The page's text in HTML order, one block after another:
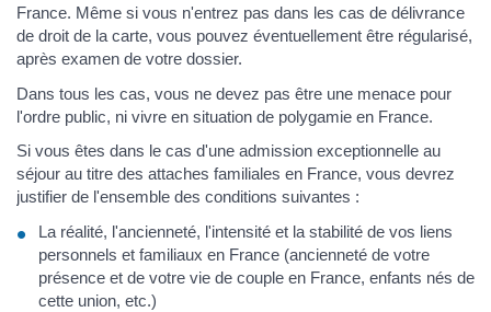
France. Même si vous n'entrez pas dans les cas de délivrance
de droit de la carte, vous pouvez éventuellement être régularisé,
après examen de votre dossier.
Dans tous les cas, vous ne devez pas être une menace pour
l'ordre public, ni vivre en situation de polygamie en France.
Si vous êtes dans le cas d'une admission exceptionnelle au
séjour au titre des attaches familiales en France, vous devrez
justifier de l'ensemble des conditions suivantes :
La réalité, l'ancienneté, l'intensité et la stabilité de vos liens
personnels et familiaux en France (ancienneté de votre
présence et de votre vie de couple en France, enfants nés de
cette union, etc.)